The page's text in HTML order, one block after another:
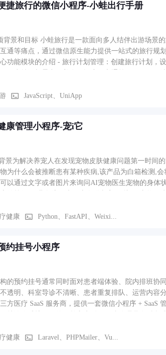
捷旅行的微信小程序-小蛙出行手册
背景和目标 小蛙旅行是一款面向多人结伴出游场景
通等痛点，通过微信原生能力提供一站式的旅行规划与
功能模块的介绍 - 旅行计划管理：创建旅行计划，
- 成员管理：通过邀请码机制邀请微信好友加入旅行，支持查看成员列表
JavaScript、UniApp
康管理小程序-宠i它
景为解决养宠人在发现宠物皮肤健康问题第一时间
为什么会被推断患有某种疾病,该产品为白箱检测,
以通过文字或者图片来询问AI宠物医生宠物的身体
健康 Python、FastAPI、Weixi...
约挂号小程序
的预约挂号通常同时面对患者端体验、院内排班协
透明、科室导诊不清晰、患者重复排队、运营内容
方医疗 SaaS 服务商，提供一套微信小程序 +
医院租户 医院信息科需要按岗位拆分后台权限 门
健康 Laravel、PHPMailer、Vu...